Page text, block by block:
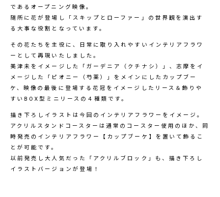
であるオープニング映像。
随所に花が登場し「スキップとローファー」の世界観を演出す
る大事な役割となっています。
その花たちを主役に、日常に取り入れやすいインテリアフラワ
ーとして再現いたしました。
美津未をイメージした「ガーデニア（クチナシ）」、志摩をイ
メージした「ピオニー（芍薬）」をメインにしたカップブー
ケ、映像の最後に登場する花冠をイメージしたリース＆飾りや
すいBOX型ミニリースの４種類です。
描き下ろしイラストは今回のインテリアフラワーをイメージ。
アクリルスタンドコースターは通常のコースター使用のほか、同
時発売のインテリアフラワー【カップブーケ】を置いて飾るこ
とが可能です。
以前発売し大人気だった「アクリルブロック」も、描き下ろし
イラストバージョンが登場！